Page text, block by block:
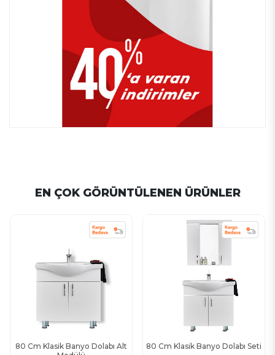
EN ÇOK GÖRÜNTÜLENEN ÜRÜNLER
80 Cm Klasik Banyo Dolabı Alt
80 Cm Klasik Banyo Dolabı Seti